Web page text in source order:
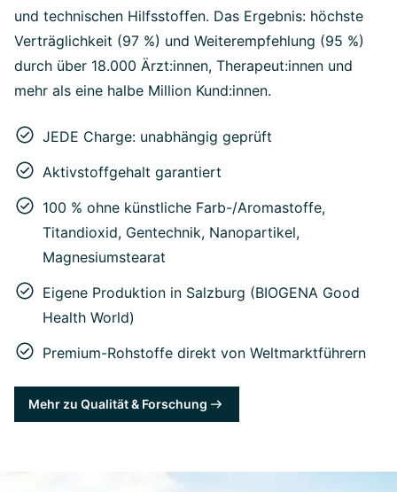
und technischen Hilfsstoffen. Das Ergebnis: höchste
Verträglichkeit (97 %) und Weiterempfehlung (95 %)
durch über 18.000 Ärzt:innen, Therapeut:innen und
mehr als eine halbe Million Kund:innen.
JEDE Charge: unabhängig geprüft
Aktivstoffgehalt garantiert
100 % ohne künstliche Farb-/Aromastoffe,
Titandioxid, Gentechnik, Nanopartikel,
Magnesiumstearat
Eigene Produktion in Salzburg (BIOGENA Good
Health World)
Premium-Rohstoffe direkt von Weltmarktführern
Mehr zu Qualität & Forschung